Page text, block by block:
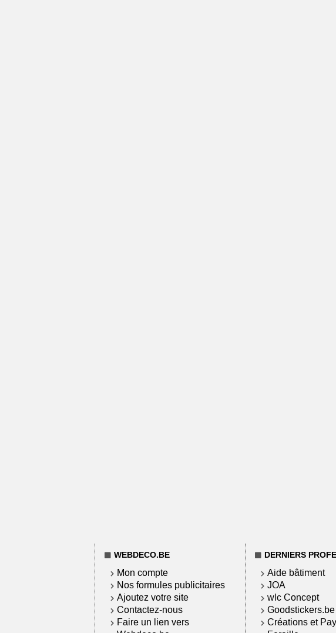
WEBDECO.BE
Mon compte
Nos formules publicitaires
Ajoutez votre site
Contactez-nous
Faire un lien vers
DERNIERS
Aide bâtiment
JOA
wlc Concept
Goodstickers.be
Créations et